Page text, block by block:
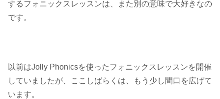
するフォニックスレッスンは、また別の意味で大好きなの
です。
以前はJolly Phonicsを使ったフォニックスレッスンを開催
していましたが、ここしばらくは、もう少し間口を広げて
います。